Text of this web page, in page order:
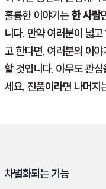
훌륭한 이야기는한 사람
니다. 만약 여러분이 넓
고 한다면, 여러분의 이
할 것입니다. 아무도 관
세요. 진품이라면 나머지
차별화되는 기능